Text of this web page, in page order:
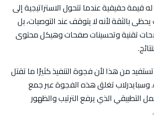
قيمة حقيقية عندما تتحول الاستراتيجية إلى
بالثقة لأنه لا يتوقف عند التوصيات، بل
تقنية وتحسينات صفحات وهيكل محتوى
من هذا لأن فجوة التنفيذ كثيرًا ما تقتل
وسبايدرلاب تغلق هذه الفجوة عبر جمع
التطبيقي الذي يرفع الترتيب والظهور